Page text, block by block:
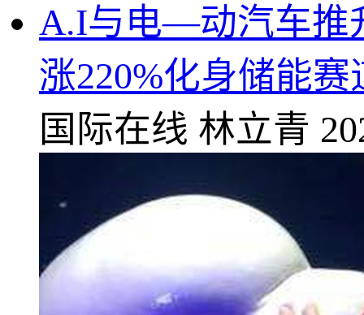
A.I与电—动汽车推
涨220%化身储能赛
国际在线 林立青